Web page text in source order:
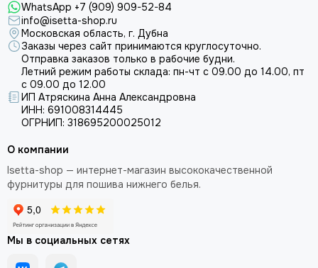
WhatsApp +7 (909) 909-52-84
info@isetta-shop.ru
Московская область, г. Дубна
Заказы через сайт принимаются круглосуточно.
Отправка заказов только в рабочие будни.
Летний режим работы склада: пн-чт с 09.00 до 14.00, пт
с 09.00 до 12.00
ИП Атряскина Анна Александровна
ИНН: 691008314445
ОГРНИП: 318695200025012
О компании
Isetta-shop — интернет-магазин высококачественной
фурнитуры для пошива нижнего белья.
Мы в социальных сетях